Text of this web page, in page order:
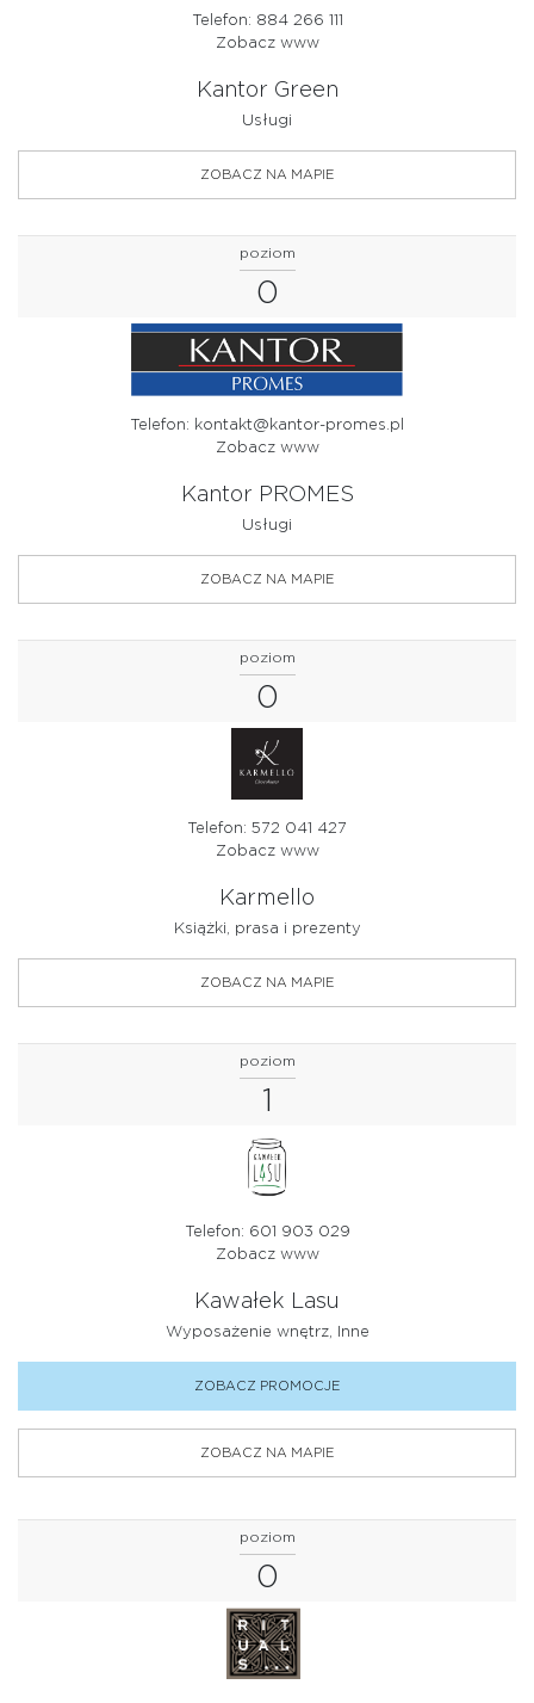
Telefon: 884 266 111
Zobacz www
Kantor Green
Usługi
ZOBACZ NA MAPIE
poziom
0
Telefon: kontakt@kantor-promes.pl
Zobacz www
Kantor PROMES
Usługi
ZOBACZ NA MAPIE
poziom
0
Telefon: 572 041 427
Zobacz www
Karmello
Książki, prasa i prezenty
ZOBACZ NA MAPIE
poziom
1
Telefon: 601 903 029
Zobacz www
Kawałek Lasu
Wyposażenie wnętrz, Inne
ZOBACZ PROMOCJE
ZOBACZ NA MAPIE
poziom
0